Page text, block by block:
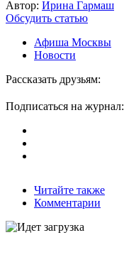
Автор: Ирина Гармаш
Обсудить статью
Афиша Москвы
Новости
Рассказать друзьям:
Подписаться на журнал:
Читайте также
Комментарии